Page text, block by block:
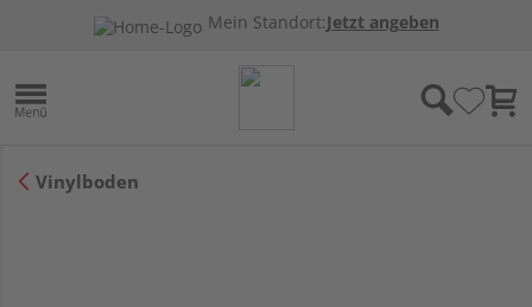
Mein Standort:Jetzt angeben
Vinylboden